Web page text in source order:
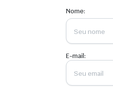
Nome:
E-mail: